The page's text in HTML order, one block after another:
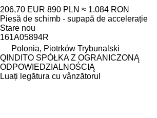
206,70 EUR 890 PLN ≈ 1.084 RON
Piesă de schimb - supapă de accelerație
Stare nou
161A05894R
Polonia, Piotrków Trybunalski
QINDITO SPÓŁKA Z OGRANICZONĄ
ODPOWIEDZIALNOŚCIĄ
Luați legătura cu vânzătorul